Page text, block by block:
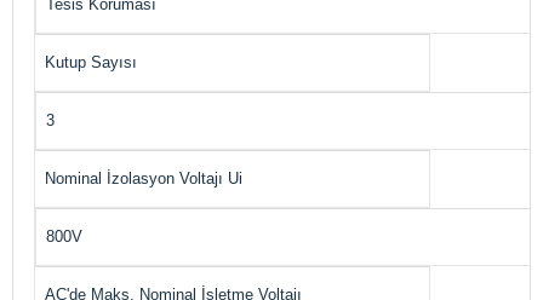
Tesis Koruması
Kutup Sayısı
3
Nominal İzolasyon Voltajı Ui
800V
AC'de Maks. Nominal İşletme Voltajı